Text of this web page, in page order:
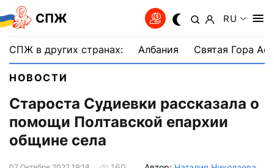
СПЖ RU
СПЖ в других странах: Албания Святая Гора
НОВОСТИ
Староста Судиевки рассказала о
помощи Полтавской епархии
общине села